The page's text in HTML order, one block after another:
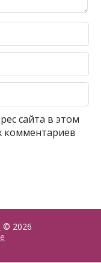
сайта в этом
комментариев
© 2026